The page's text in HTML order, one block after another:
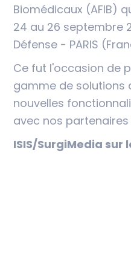
Biomédicaux (AFIB)
24 au 26 septembre
Défense - PARIS
Ce fut l'occasion de
gamme de solutions
nouvelles
avec nos
ISIS/SurgiMedia sur